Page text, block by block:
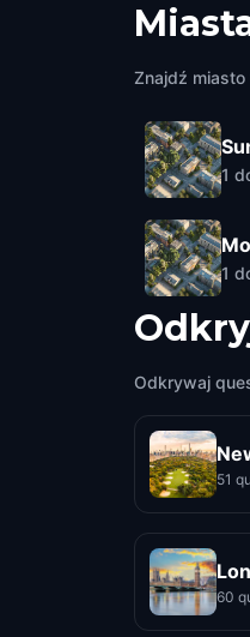
Znajdź
1
1
Odkrywaj
51
60